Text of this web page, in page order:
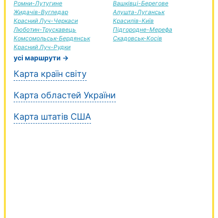
Ромни-Лутугине
Жидачів-Вугледар
Красний Луч-Черкаси
Люботин-Трускавець
Комсомольськ-Бердянськ
Красний Луч-Рудки
Вашківці-Берегове
Алушта-Луганськ
Красилів-Київ
Підгородне-Мерефа
Скадовськ-Косів
усі маршрути →
Карта країн світу
Карта областей України
Карта штатів США